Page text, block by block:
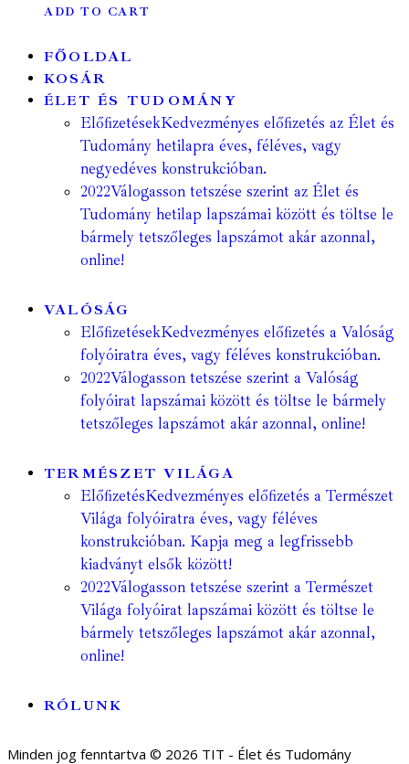
ADD TO CART
FŐOLDAL
KOSÁR
ÉLET ÉS TUDOMÁNY
ElőfizetésekKedvezményes előfizetés az Élet és
Tudomány hetilapra éves, féléves, vagy
negyedéves konstrukcióban.
2022Válogasson tetszése szerint az Élet és
Tudomány hetilap lapszámai között és töltse le
bármely tetszőleges lapszámot akár azonnal,
online!
VALÓSÁG
ElőfizetésekKedvezményes előfizetés a Valóság
folyóiratra éves, vagy féléves konstrukcióban.
2022Válogasson tetszése szerint a Valóság
folyóirat lapszámai között és töltse le bármely
tetszőleges lapszámot akár azonnal, online!
TERMÉSZET VILÁGA
ElőfizetésKedvezményes előfizetés a Természet
Világa folyóiratra éves, vagy féléves
konstrukcióban. Kapja meg a legfrissebb
kiadványt elsők között!
2022Válogasson tetszése szerint a Természet
Világa folyóirat lapszámai között és töltse le
bármely tetszőleges lapszámot akár azonnal,
online!
RÓLUNK
Minden jog fenntartva © 2026 TIT - Élet és Tudomány